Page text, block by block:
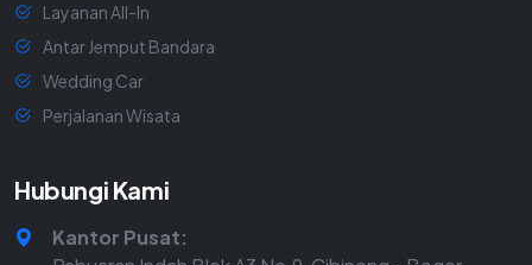
Layanan All-In
Antar Jemput Bandara
Wedding Car
Perjalanan Wisata
Hubungi Kami
Kantor Pusat: